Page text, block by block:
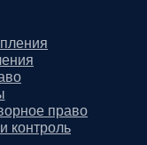
право
контроль